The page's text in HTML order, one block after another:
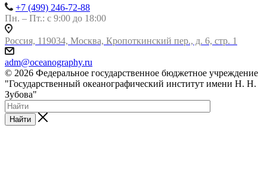
+7 (499) 246-72-88
Пн. – Пт.: с 9:00 до 18:00
Россия, 119034, Москва, Кропоткинский пер., д. 6, стр. 1
adm@oceanography.ru
© 2026 Федеральное государственное бюджетное учреждение
"Государственный океанографический институт имени Н. Н.
Зубова"
Найти